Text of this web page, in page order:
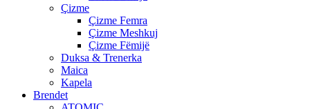
Çizme
Çizme Femra
Çizme Meshkuj
Çizme Fëmijë
Duksa & Trenerka
Maica
Kapela
Brendet